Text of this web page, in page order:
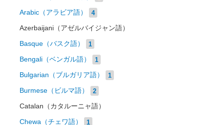
Arabic（アラビア語） 4
Azerbaijani（アゼルバイジャン語）
Basque（バスク語） 1
Bengali（ベンガル語） 1
Bulgarian（ブルガリア語） 1
Burmese（ビルマ語） 2
Catalan（カタルーニャ語）
Chewa（チェワ語） 1